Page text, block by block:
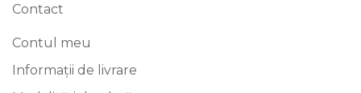
Contact
Contul meu
Informații de livrare